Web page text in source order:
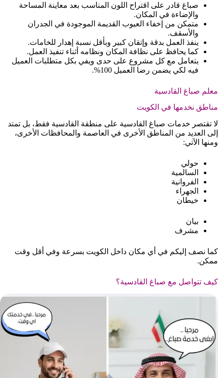
صباغ قادر على اقتراح اللون المناسب بعد معاينة المساحة
والإضاءة في المكان.
متمكن من إخفاء العيوب القديمة الموجودة في الجدران
والأسقف.
ينفذ العمل بدقة وإتقان كبير وبأقل نسبة إهدار للخامات.
كما يحافظ على نظافة المكان ونظامه أثناء تنفيذ العمل.
يتعامل مع كل مشروع على حدى ويفي بكل متطلبات العميل
فيه لكي يضمن رضا العميل 100%.
معلم صباغ القادسية
مناطق نخدمها في الكويت
لا تقتصر خدمات صباغ القادسية على منطقة القادسية فقط، بل تمتد
إلى العديد من المناطق الأخرى في العاصمة والمحافظات الأخرى،
ومنها الآتي:
حولي
السالمية
الفروانية
الجهراء
خيطان
بيان
مشرف
كما نصف إليكم في أي مكان داخل الكويت بسرعة وفي أقل وقت
ممكن.
كيف تتواصل مع صباغ القادسية؟